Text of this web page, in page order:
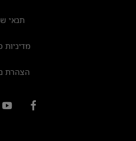
תנאי
מדיניות
הצהרת